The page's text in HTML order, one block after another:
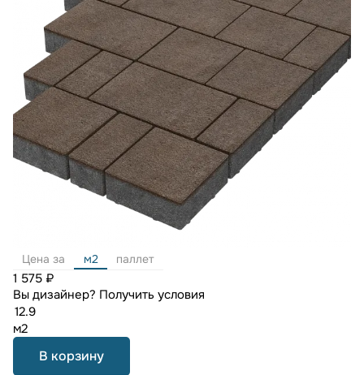
Цена за м2 паллет
1 575 ₽
Вы дизайнер? Получить условия
м2
В корзину